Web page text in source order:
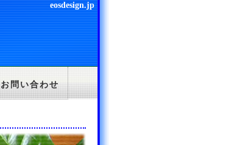
eosdesign.jp
お問い合わせ